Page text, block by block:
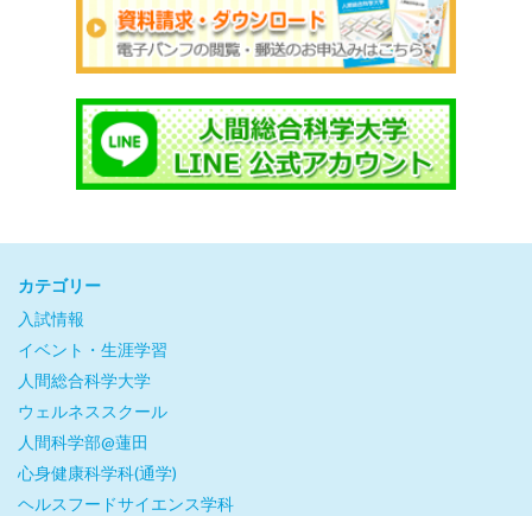
カテゴリー
入試情報
イベント・生涯学習
人間総合科学大学
ウェルネススクール
人間科学部@蓮田
心身健康科学科(通学)
ヘルスフードサイエンス学科